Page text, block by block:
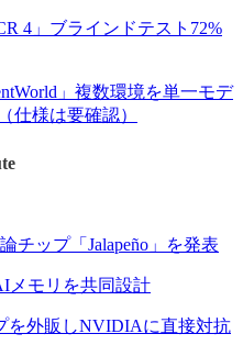
4」ブラインドテスト72%
」複数環境を単一モデ
仕様は要確認）
チップ「Jalapeño」を発表
メモリを共同設計
を外販しNVIDIAに直接対抗